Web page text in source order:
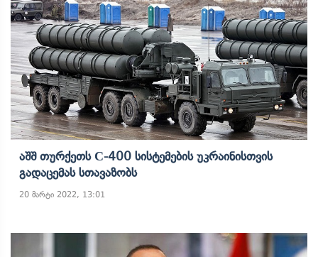
Აშშ Თურქეთს С-400 Სისტემების Უკრაინისთვის
Გადაცემას Სთავაზობს
20 მარტი 2022, 13:01